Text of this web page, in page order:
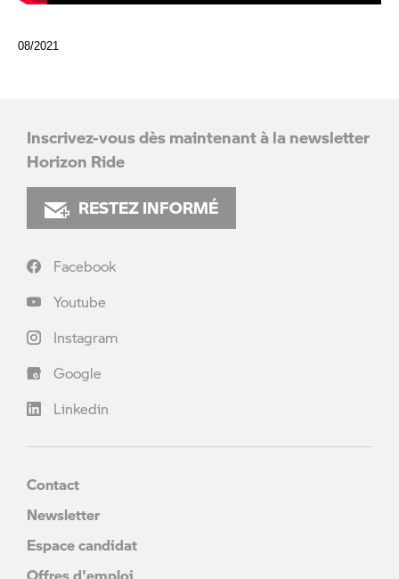
08/2021
Inscrivez-vous dès maintenant à la newsletter
Horizon Ride
RESTEZ INFORMÉ
Facebook
Youtube
Instagram
Google
Linkedin
Contact
Newsletter
Espace candidat